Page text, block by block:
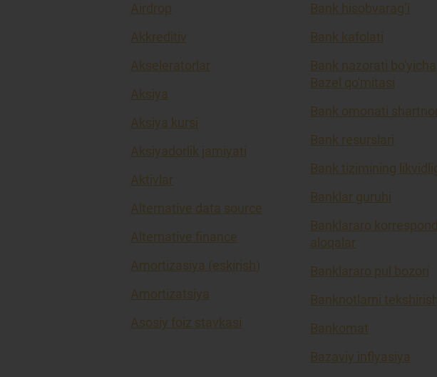
Airdrop
Akkreditiv
Akseleratorlar
Aksiya
Aksiya kursi
Aksiyadorlik jamiyati
Aktivlar
Alternative data source
Alternative finance
Amortizasiya (eskirish)
Amortizatsiya
Asosiy foiz stavkasi
Bank hisobvarag’i
Bank kafolati
Bank nazorati bo'yicha
Bazel qo'mitasi
Bank omonati
Bank resurslari
Bank tizimining
Banklar guruhi
Banklararo
aloqalar
Banklararo pul bozori
Banknotlarni tekshirish
Bankomat
Bazaviy inflyasiya